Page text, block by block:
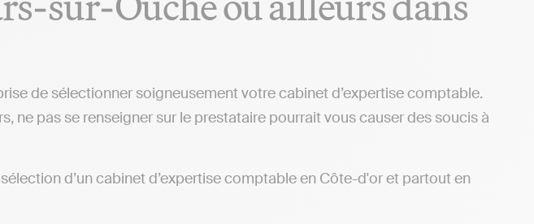
de sélectionner soigneusement votre cabinet d’expertise comptable.
ne pas se renseigner sur le prestataire pourrait vous causer des soucis à
d’un cabinet d’expertise comptable en Côte-d'or et partout en